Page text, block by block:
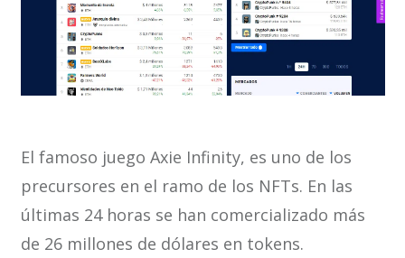
El famoso juego Axie Infinity, es uno de los
precursores en el ramo de los NFTs. En las
últimas 24 horas se han comercializado más
de 26 millones de dólares en tokens.